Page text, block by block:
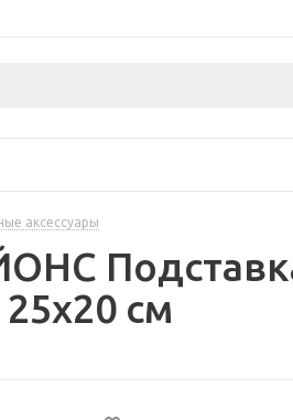
аксессуары
см